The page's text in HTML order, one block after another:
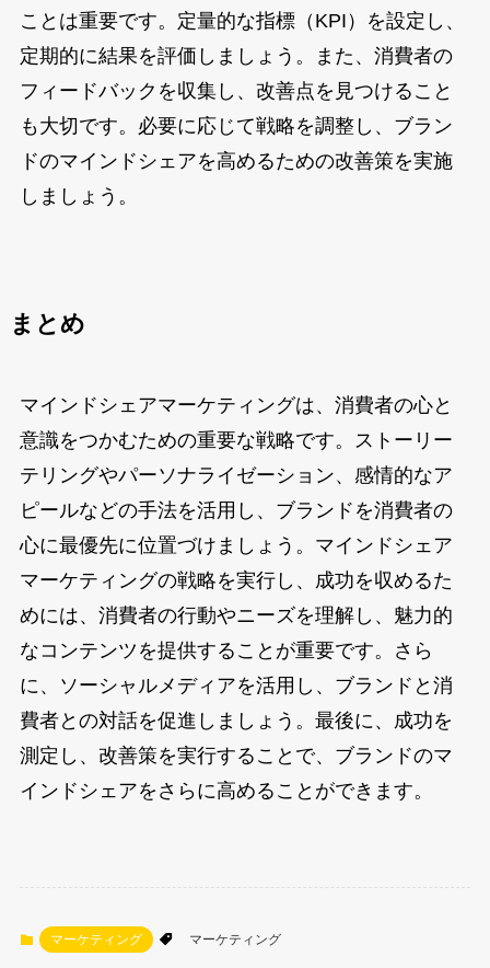
ことは重要です。定量的な指標（KPI）を設定し、
定期的に結果を評価しましょう。また、消費者の
フィードバックを収集し、改善点を見つけること
も大切です。必要に応じて戦略を調整し、ブラン
ドのマインドシェアを高めるための改善策を実施
しましょう。
まとめ
マインドシェアマーケティングは、消費者の心と
意識をつかむための重要な戦略です。ストーリー
テリングやパーソナライゼーション、感情的なア
ピールなどの手法を活用し、ブランドを消費者の
心に最優先に位置づけましょう。マインドシェア
マーケティングの戦略を実行し、成功を収めるた
めには、消費者の行動やニーズを理解し、魅力的
なコンテンツを提供することが重要です。さら
に、ソーシャルメディアを活用し、ブランドと消
費者との対話を促進しましょう。最後に、成功を
測定し、改善策を実行することで、ブランドのマ
インドシェアをさらに高めることができます。
マーケティング マーケティング